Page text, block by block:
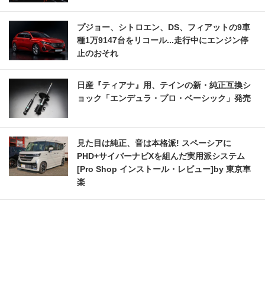
プジョー、シトロエン、DS、フィアットの9車
種1万9147台をリコール...走行中にエンジン停
止のおそれ
日産『ティアナ』用、テインの新・純正互換シ
ョック「エンデュラ・プロ・ベーシック」発売
見た目は純正、音は本格派! スペーシアに
PHD+サイバーナビXを組んだ実用派システム
[Pro Shop インストール・レビュー]by 東京車
楽